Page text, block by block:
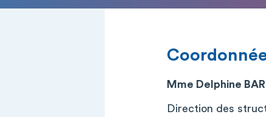
Mme Delphine
Direction des